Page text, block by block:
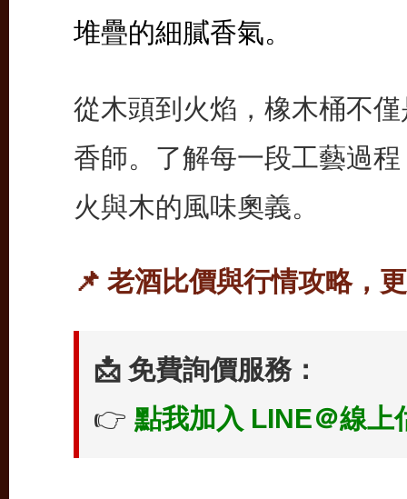
堆疊的細膩香氣。
從木頭到火焰，橡木桶不
香師。了解每一段工藝過
火與木的風味奧義。
📌 老酒比價與行情攻略，
📩 免費詢價服務：
👉 點我加入 LINE＠線上